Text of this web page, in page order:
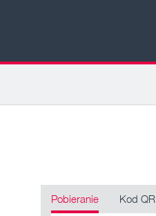
Pobieranie Kod QR